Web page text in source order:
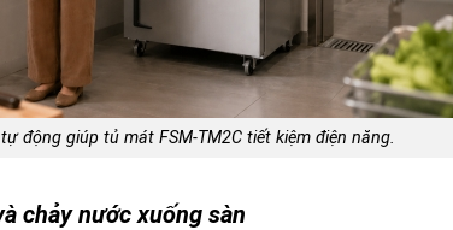
động giúp tủ mát FSM-TM2C tiết kiệm điện năng.
chảy nước xuống sàn